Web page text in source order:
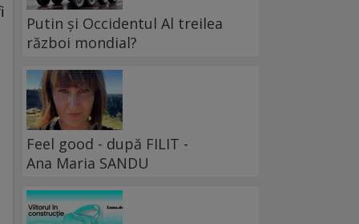
Putin și Occidentul Al treilea
război mondial?
Feel good - după FILIT -
Ana Maria SANDU